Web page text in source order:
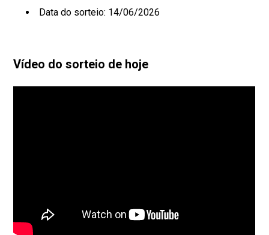
Data do sorteio: 14/06/2026
Vídeo do sorteio de hoje